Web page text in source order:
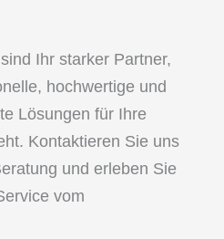
Ihr starker Partner,
hochwertige und
Lösungen für Ihre
Kontaktieren Sie uns
und erleben Sie
vom